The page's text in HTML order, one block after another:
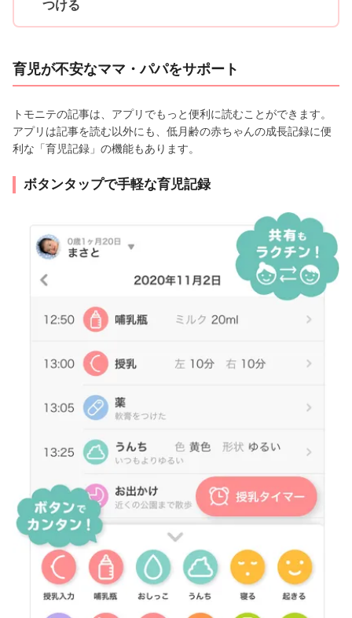
つける
育児が不安なママ・パパをサポート
トモニテの記事は、アプリでもっと便利に読むことができます。
アプリは記事を読む以外にも、低月齢の赤ちゃんの成長記録に便
利な「育児記録」の機能もあります。
ボタンタップで手軽な育児記録